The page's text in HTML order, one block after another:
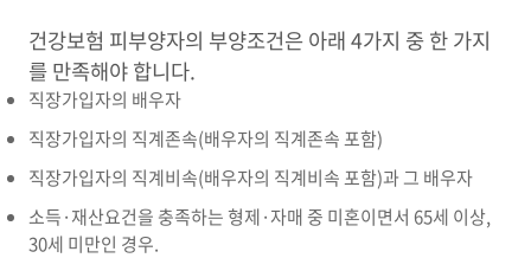
건강보험 피부양자의 부양조건은 아래 4가지 중 한 가지
를 만족해야 합니다.
직장가입자의 배우자
직장가입자의 직계존속(배우자의 직계존속 포함)
직장가입자의 직계비속(배우자의 직계비속 포함)과 그 배우자
소득·재산요건을 충족하는 형제·자매 중 미혼이면서 65세 이상,
30세 미만인 경우.